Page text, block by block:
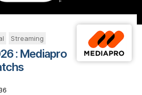
Streaming
: Mediapro